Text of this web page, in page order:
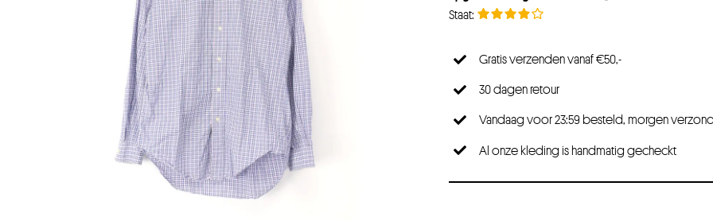
Gratis verzenden vanaf €50,-
30 dagen retour
Vandaag voor 23:59 besteld, morgen
Al onze kleding is handmatig gecheckt